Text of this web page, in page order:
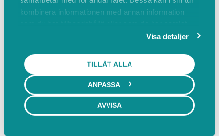
kombinera informationen med annan information
Visa detaljer
TILLÅT ALLA
ANPASSA
AVVISA
Våra liv präglas av relationer till olika
Kroppsterapi